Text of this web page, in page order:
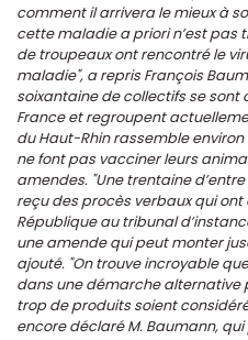
comment il arrivera le mieux à
cette maladie a priori n’est pas
de troupeaux ont rencontré le
maladie", a repris François
soixantaine de collectifs se
France et regroupent
du Haut-Rhin rassemble
ne font pas vacciner leurs
amendes. "Une trentaine
reçu des procès verbaux qui
République au tribunal
une amende qui peut monter
ajouté. "On trouve incroyable
dans une démarche alternative
trop de produits soient
encore déclaré M. Baumann,